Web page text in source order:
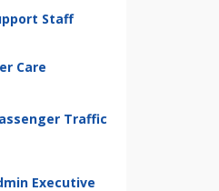
Staff
Care
Traffic
Executive